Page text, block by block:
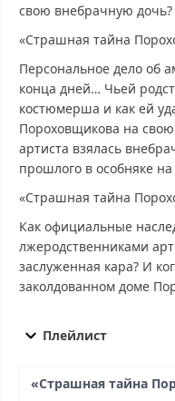
свою внебрачную дочь?
«Страшная тайна
Персональное дело об
конца дней… Чьей
костюмерша и как ей
Пороховщикова на свою
артиста взялась
прошлого в особняке на
«Страшная тайна
Как официальные
лжеродственниками
заслуженная кара? И
заколдованном доме
бесплатно в хорошем,
реальных событиях от
Плейлист
«Страшная тайна